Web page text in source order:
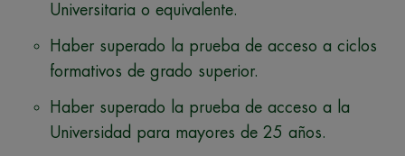
Universitaria o equivalente.
Haber superado la prueba de acceso a ciclos
formativos de grado superior.
Haber superado la prueba de acceso a la
Universidad para mayores de 25 años.